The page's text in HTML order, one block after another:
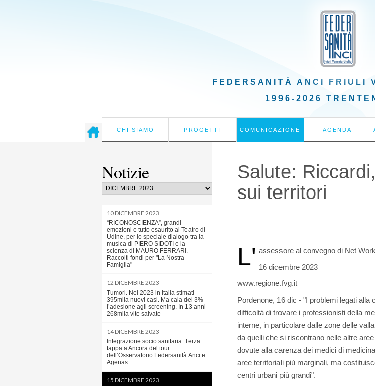
FEDERSANITÀ ANCI FRIULI
1996-2026
CHI SIAMO PROGETTI COMUNICAZIONE AGENDA
Notizie
10 DICEMBRE 2023
“RICONOSCIENZA”, grandi
emozioni e tutto esaurito al Teatro di
Udine, per lo speciale dialogo tra la
musica di PIERO SIDOTI e la
scienza di MAURO FERRARI.
Raccolti fondi per "La Nostra
Famiglia"
12 DICEMBRE 2023
Tumori. Nel 2023 in Italia stimati
395mila nuovi casi. Ma cala del 3%
l’adesione agli screening. In 13 anni
268mila vite salvate
14 DICEMBRE 2023
Integrazione socio sanitaria. Terza
tappa a Ancora del tour
dell’Osservatorio Federsanità Anci e
Agenas
15 DICEMBRE 2023
Salute:
sui territori
L' assessore al convegno di Net
16 dicembre 2023
www.regione.fvg.it
Pordenone, 16 dic - "I problemi legati
difficoltà di trovare i professionisti della
interne, in particolare dalle zone delle
da quelli che si riscontrano nelle altre
dovute alla carenza dei medici di
aree territoriali più marginali, ma
centri urbani più grandi".